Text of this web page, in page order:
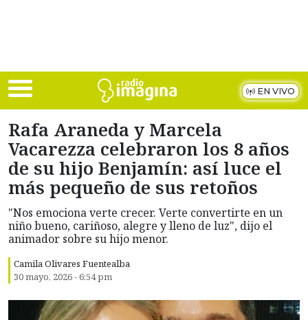
EN VIVO
Rafa Araneda y Marcela
Vacarezza celebraron los 8 años
de su hijo Benjamín: así luce el
más pequeño de sus retoños
"Nos emociona verte crecer. Verte convertirte en un
niño bueno, cariñoso, alegre y lleno de luz", dijo el
animador sobre su hijo menor.
Camila Olivares Fuentealba
30 mayo, 2026 - 6:54 pm